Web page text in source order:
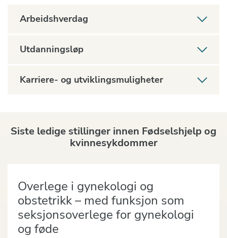
Arbeidshverdag
Utdanningsløp
Karriere- og utviklingsmuligheter
Siste ledige stillinger innen Fødselshjelp og
kvinnesykdommer
Overlege i gynekologi og
obstetrikk – med funksjon som
seksjonsoverlege for gynekologi
og føde